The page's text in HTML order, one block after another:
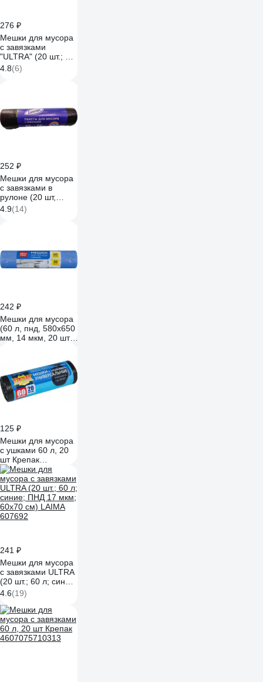
276 ₽
Мешки для мусора
с завязками
"ULTRA" (20 шт.; 35
л; синие; ПВД 20
мкм; 50x60 см)
4.8(6)
252 ₽
Мешки для мусора
с завязками в
рулоне (20 шт,
580х530 мм, 35 л,
12 мкм, ПНД,
4.9(14)
242 ₽
Мешки для мусора
(60 л, пнд, 580х650
мм, 14 мкм, 20 шт,
завязками)
OfficeClean 243969/
И
125 ₽
Мешки для мусора
с ушками 60 л, 20
шт Крепак
4607075710467
241 ₽
Мешки для мусора
с завязками ULTRA
(20 шт.; 60 л; синие;
ПНД 17 мкм; 60x70
см) LAIMA 607692
4.6(19)